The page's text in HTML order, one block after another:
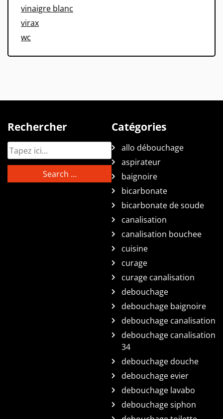
vinaigre blanc
virax
wc
Rechercher Catégories
allo débouchage
aspirateur
baignoire
bicarbonate
bicarbonate de soude
canalisation
canalisation bouchee
cuisine
curage
curage canalisation
debouchage
debouchage baignoire
debouchage canalisation
debouchage canalisation
34
debouchage douche
debouchage evier
debouchage lavabo
debouchage siphon